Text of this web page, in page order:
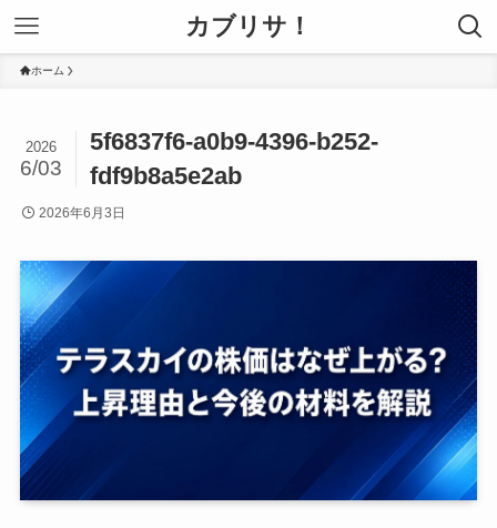
カブリサ！
ホーム
5f6837f6-a0b9-4396-b252-
fdf9b8a5e2ab
2026
6/03
2026年6月3日